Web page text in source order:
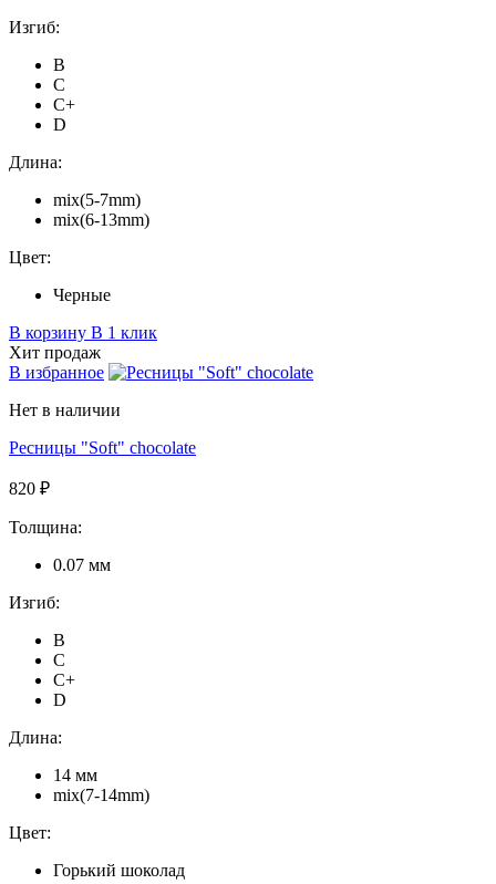
Изгиб:
B
C
C+
D
Длина:
mix(5-7mm)
mix(6-13mm)
Цвет:
Черные
В корзину В 1 клик
Хит продаж
В избранное
Нет в наличии
Ресницы "Soft" chocolate
820 ₽
Толщина:
0.07 мм
Изгиб:
B
C
C+
D
Длина:
14 мм
mix(7-14mm)
Цвет:
Горький шоколад